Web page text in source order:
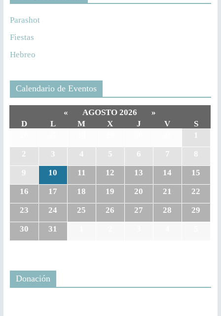
Parashot
Fiestas
Hebreo
Calendario de Eventos
« AGOSTO 2026
»
D
L M X J V
S
1
2
3 4 5 6 7
8
9
10 11 12 13 14
15
16
17 18 19 20 21
22
23
24 25 26 27 28
29
30
31
Donación